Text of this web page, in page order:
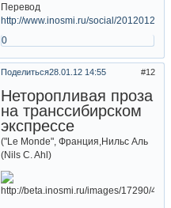
Перевод
http://www.inosmi.ru/social/20120121/
0
Поделиться 12
28.01.12 14:55
Неторопливая проза
на транссибирском
экспрессе
("Le Monde", Франция,Нильс Аль
(Nils C. Ahl)